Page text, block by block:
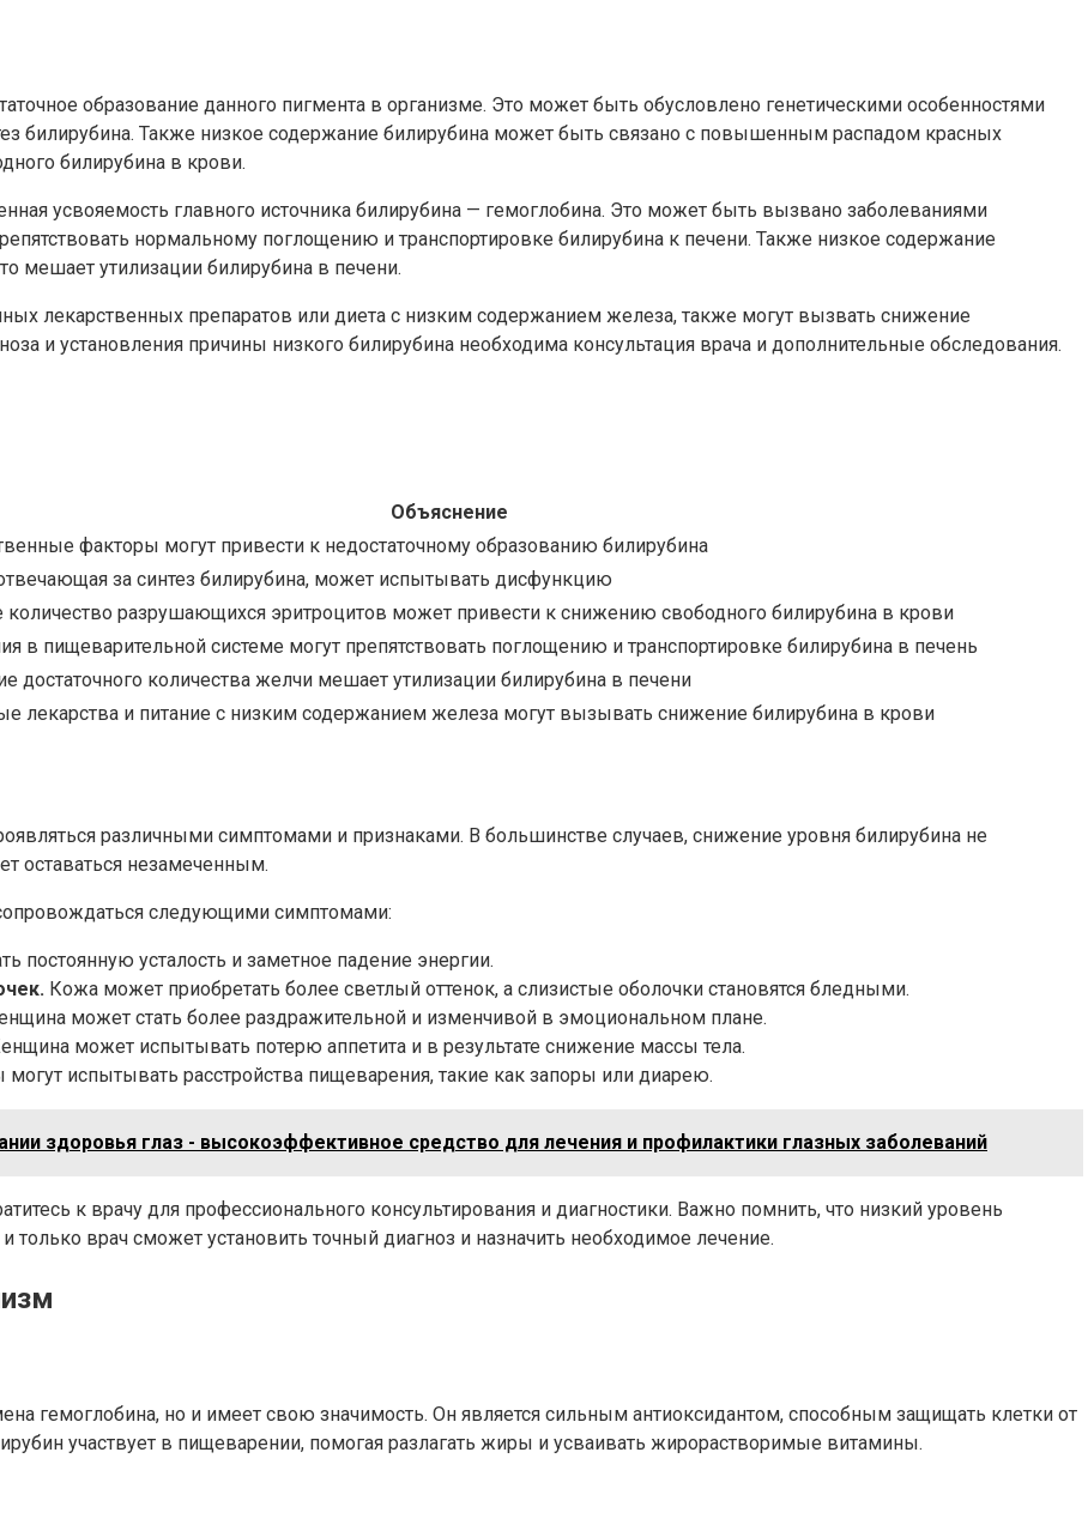
образование данного пигмента в организме. Это может быть обусловлено генетическими особенностями
билирубина. Также низкое содержание билирубина может быть связано с повышенным распадом красных
билирубина в крови.
усвояемость главного источника билирубина — гемоглобина. Это может быть вызвано заболеваниями
нормальному поглощению и транспортировке билирубина к печени. Также низкое содержание
мешает утилизации билирубина в печени.
лекарственных препаратов или диета с низким содержанием железа, также могут вызвать снижение
и установления причины низкого билирубина необходима консультация врача и дополнительные обследования.
Объяснение
факторы могут привести к недостаточному образованию билирубина
за синтез билирубина, может испытывать дисфункцию
разрушающихся эритроцитов может привести к снижению свободного билирубина в крови
в пищеварительной системе могут препятствовать поглощению и транспортировке билирубина в печень
достаточного количества желчи мешает утилизации билирубина в печени
лекарства и питание с низким содержанием железа могут вызывать снижение билирубина в крови
различными симптомами и признаками. В большинстве случаев, снижение уровня билирубина не
оставаться незамеченным.
следующими симптомами:
постоянную усталость и заметное падение энергии.
Кожа может приобретать более светлый оттенок, а слизистые оболочки становятся бледными.
может стать более раздражительной и изменчивой в эмоциональном плане.
может испытывать потерю аппетита и в результате снижение массы тела.
испытывать расстройства пищеварения, такие как запоры или диарею.
здоровья глаз - высокоэффективное средство для лечения и профилактики глазных заболеваний
к врачу для профессионального консультирования и диагностики. Важно помнить, что низкий уровень
врач сможет установить точный диагноз и назначить необходимое лечение.
гемоглобина, но и имеет свою значимость. Он является сильным антиоксидантом, способным защищать клетки от
участвует в пищеварении, помогая разлагать жиры и усваивать жирорастворимые витамины.